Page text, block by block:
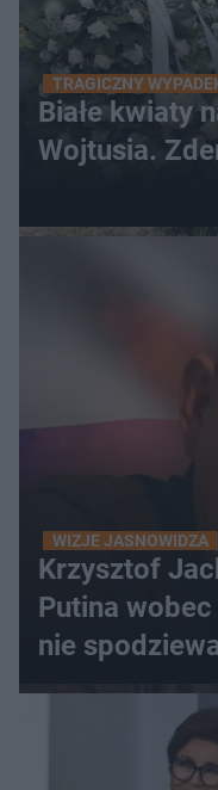
TRAGICZNY
Białe kwiaty
Wojtusia.
WIZJE JASNOWIDZA
Krzysztof
Putina
nie